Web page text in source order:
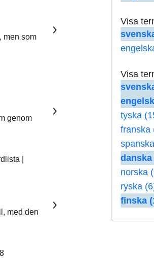
Visa
Visa
tyska
franska
danska
norska
ryska
finska
men som
genom
|
med den